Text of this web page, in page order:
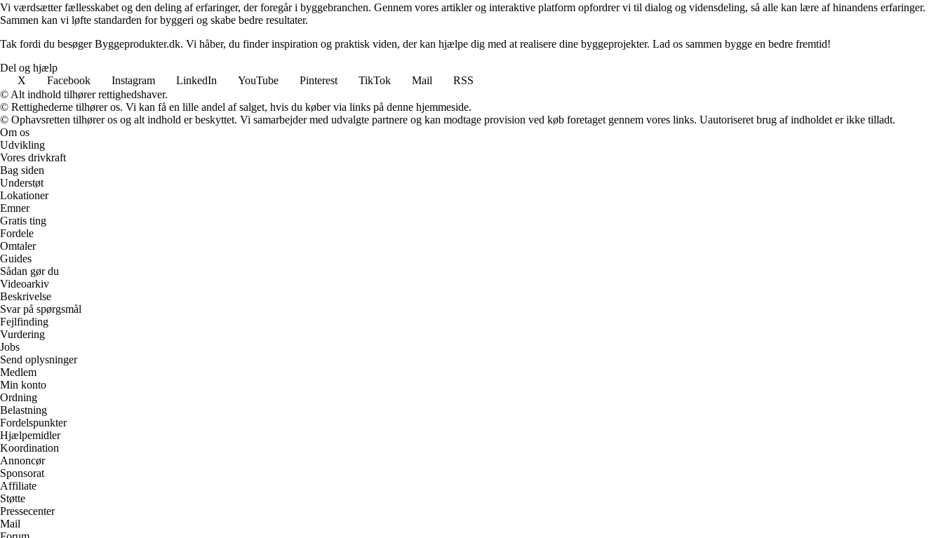
Vi værdsætter fællesskabet og den deling af erfaringer, der foregår i byggebranchen. Gennem vores artikler og interaktive platform opfordrer vi til dialog og vidensdeling, så alle kan lære af hinandens erfaringer.
Sammen kan vi løfte standarden for byggeri og skabe bedre resultater.
Tak fordi du besøger Byggeprodukter.dk. Vi håber, du finder inspiration og praktisk viden, der kan hjælpe dig med at realisere dine byggeprojekter. Lad os sammen bygge en bedre fremtid!
Del og hjælp
X
Facebook Instagram LinkedIn YouTube Pinterest TikTok Mail
RSS
© Alt indhold tilhører rettighedshaver.
© Rettighederne tilhører os. Vi kan få en lille andel af salget, hvis du køber via links på denne hjemmeside.
© Ophavsretten tilhører os og alt indhold er beskyttet. Vi samarbejder med udvalgte partnere og kan modtage provision ved køb foretaget gennem vores links. Uautoriseret brug af indholdet er ikke tilladt.
Om os
Udvikling
Vores drivkraft
Bag siden
Understøt
Lokationer
Emner
Gratis ting
Fordele
Omtaler
Guides
Sådan gør du
Videoarkiv
Beskrivelse
Svar på spørgsmål
Fejlfinding
Vurdering
Jobs
Send oplysninger
Medlem
Min konto
Ordning
Belastning
Fordelspunkter
Hjælpemidler
Koordination
Annoncør
Sponsorat
Affiliate
Støtte
Pressecenter
Mail